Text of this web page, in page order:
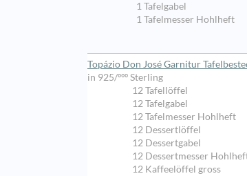
1 Tafelgabel
1 Tafelmesser Hohlheft
Topázio Don José Garnitur
in 925/ººº Sterling
12 Tafellöffel
12 Tafelgabel
12 Tafelmesser Hohlheft
12 Dessertlöffel
12 Dessertgabel
12 Dessertmesser
12 Kaffeelöffel gross